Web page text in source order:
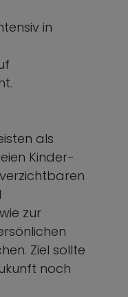
in
als
Kinder-
zur
Ziel sollte
noch